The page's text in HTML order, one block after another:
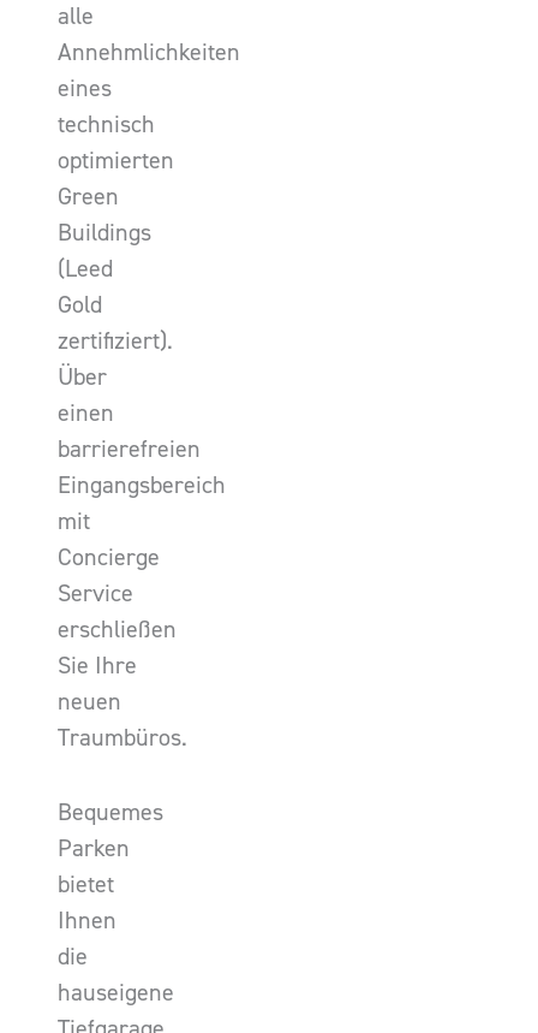
alle
Annehmlichkeiten
eines
technisch
optimierten
Green
Buildings
(Leed
Gold
zertifiziert).
Über
einen
barrierefreien
Eingangsbereich
mit
Concierge
Service
erschließen
Sie Ihre
neuen
Traumbüros.
Bequemes
Parken
bietet
Ihnen
die
hauseigene